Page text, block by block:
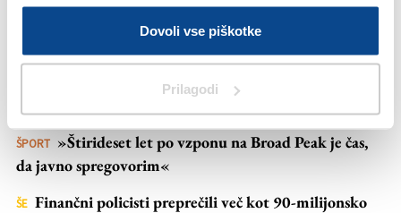
Dovoli vse piškotke
Prilagodi
Policisti izsledili deklico, ki se je oddaljila od
Na Krasu namerili rekordno vročo
ŠPORT »Štirideset let po vzponu na Broad Peak je čas,
da javno spregovorim«
ŠE Finančni policisti preprečili več kot 90-milijonsko